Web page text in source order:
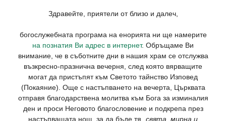
Здравейте, приятели от близо и далеч,
богослужебната програма на енорията ни ще намерите
на познатия Ви адрес в интернет. Обръщаме Ви
внимание, че в съботните дни в нашия храм се отслужва
възкресно-празнична вечерня, след която вярващите
могат да пристъпят към Светото тайнство Изповед
(Покаяние). Още с настъпването на вечерта, Църквата
отправя благодарствена молитва към Бога за изминалия
ден и проси Неговото благословение и подкрепа през
настъпващата нощ, за да бъде тя „ свята, мирна и